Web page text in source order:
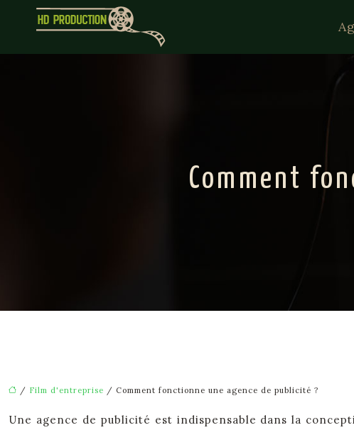
Comment
/ Film d'entreprise / Comment fonctionne une agence de publicité ?
Une agence de publicité est indispensable dans la